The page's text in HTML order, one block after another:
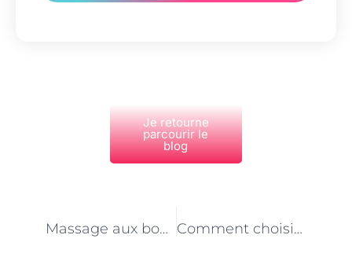
Je retourne
parcourir le
blog
Massage aux bougies à Paris : ambiance chaleureuse et bienfaits apaisants Comment choisir le bon cylindre de serrure